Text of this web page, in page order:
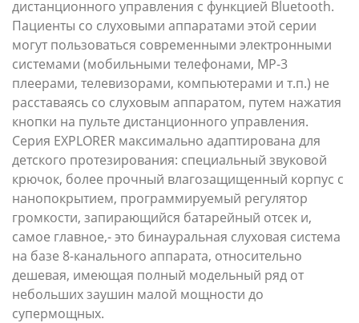
дистанционного управления с функцией Bluetooth.
Пациенты со слуховыми аппаратами этой серии
могут пользоваться современными электронными
системами (мобильными телефонами, MP-3
плеерами, телевизорами, компьютерами и т.п.) не
расставаясь со слуховым аппаратом, путем нажатия
кнопки на пульте дистанционного управления.
Серия EXPLORER максимально адаптирована для
детского протезирования: специальный звуковой
крючок, более прочный влагозащищенный корпус с
нанопокрытием, программируемый регулятор
громкости, запирающийся батарейный отсек и,
самое главное,- это бинауральная слуховая система
на базе 8-канального аппарата, относительно
дешевая, имеющая полный модельный ряд от
небольших заушин малой мощности до
супермощных.